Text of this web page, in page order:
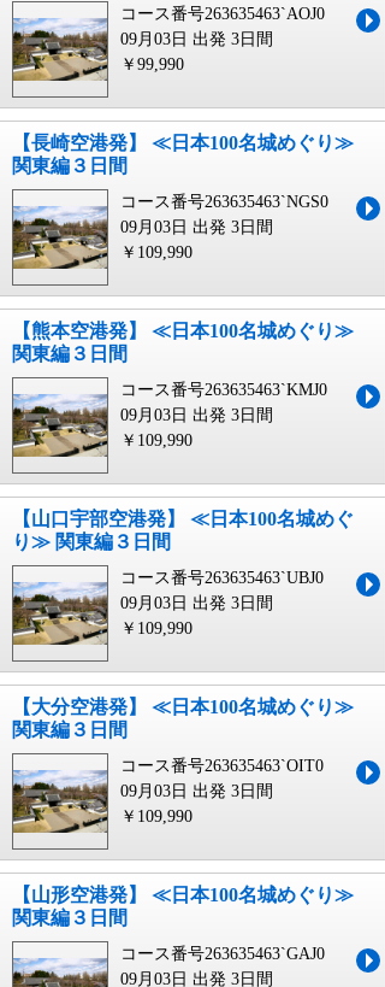
コース番号263635463`AOJ0
09月03日 出発 3日間
￥99,990
【長崎空港発】 ≪日本100名城めぐり≫
関東編３日間
コース番号263635463`NGS0
09月03日 出発 3日間
￥109,990
【熊本空港発】 ≪日本100名城めぐり≫
関東編３日間
コース番号263635463`KMJ0
09月03日 出発 3日間
￥109,990
【山口宇部空港発】 ≪日本100名城めぐ
り≫ 関東編３日間
コース番号263635463`UBJ0
09月03日 出発 3日間
￥109,990
【大分空港発】 ≪日本100名城めぐり≫
関東編３日間
コース番号263635463`OIT0
09月03日 出発 3日間
￥109,990
【山形空港発】 ≪日本100名城めぐり≫
関東編３日間
コース番号263635463`GAJ0
09月03日 出発 3日間